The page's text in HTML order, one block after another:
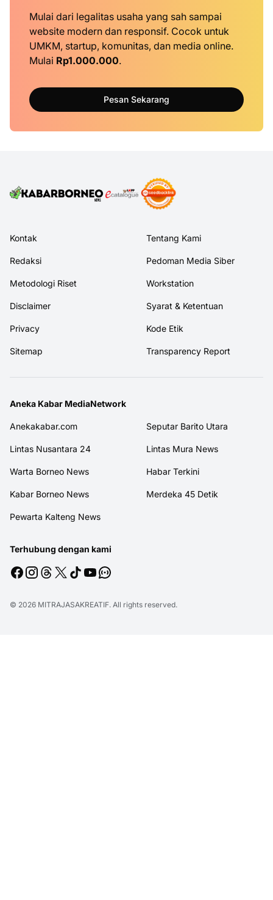
Mulai dari legalitas usaha yang sah sampai
website modern dan responsif. Cocok untuk
UMKM, startup, komunitas, dan media online.
Mulai Rp1.000.000.
Pesan Sekarang
Kontak Tentang Kami
Redaksi Pedoman Media Siber
Metodologi Riset Workstation
Disclaimer Syarat & Ketentuan
Privacy Kode Etik
Sitemap Transparency Report
Aneka Kabar MediaNetwork
Anekakabar.com Seputar Barito Utara
Lintas Nusantara 24 Lintas Mura News
Warta Borneo News Habar Terkini
Kabar Borneo News Merdeka 45 Detik
Pewarta Kalteng News
Terhubung dengan kami
© 2026 MITRAJASAKREATIF. All rights reserved.